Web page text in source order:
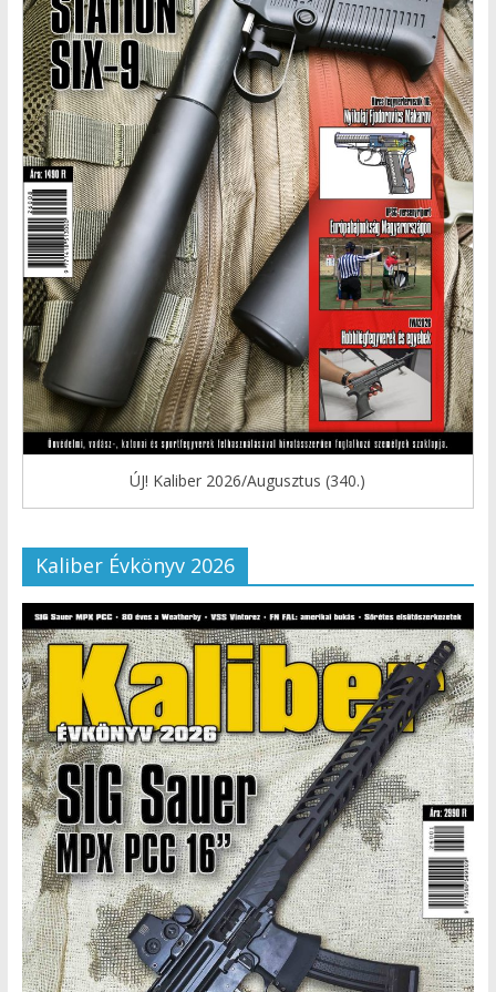
ÚJ! Kaliber 2026/Augusztus (340.)
Kaliber Évkönyv 2026